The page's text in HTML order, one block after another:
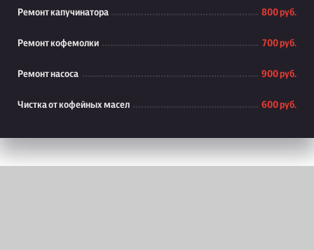
Ремонт капучинатора 800 руб.
Ремонт кофемолки 700 руб.
Ремонт насоса 900 руб.
Чистка от кофейных масел 600 руб.